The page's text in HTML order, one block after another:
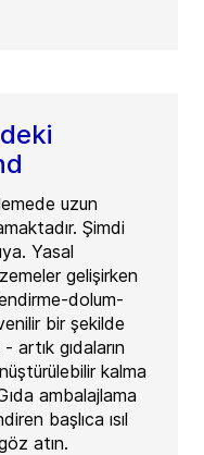
uzun
Şimdi
Yasal
gelişirken
dolum-
bir şekilde
artık gıdaların
kalma
ambalajlama
başlıca ısıl
atın.